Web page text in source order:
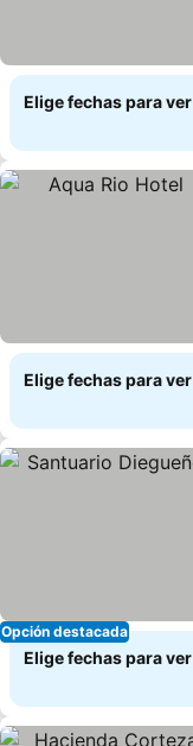
Elige fechas para
Elige fechas para
Opción destacada
Elige fechas para